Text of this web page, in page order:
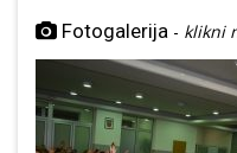
Fotogalerija - klikni